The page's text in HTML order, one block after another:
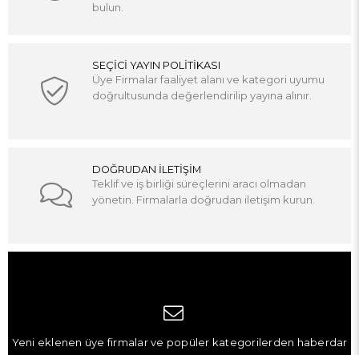
bulun.
SEÇİCİ YAYIN POLİTİKASI
Üye Firmalar faaliyet alanı ve kategori uyumu
doğrultusunda değerlendirilip yayına alınır.
DOĞRUDAN İLETİŞİM
Teklif ve iş birliği süreçlerini aracı olmadan
yönetin. Firmalarla doğrudan iletişim kurun.
Yeni eklenen üye firmalar ve popüler kategorilerden haberdar